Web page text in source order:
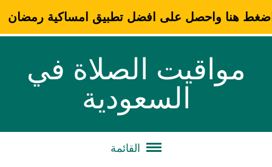
هنا واحصل على افضل تطبيق امساكية رمضان
مواقيت الصلاة في
السعودية
القائمة